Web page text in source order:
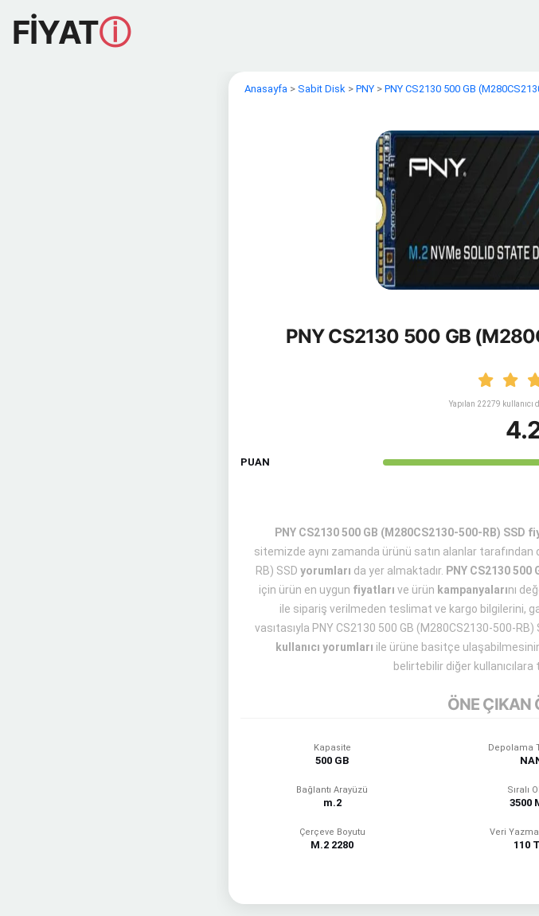
FİYATⓘ
Anasayfa > Sabit Disk > PNY > PNY CS2130 500 GB
PNY CS2130 500 GB
Yapılan 22279
PUAN
PNY CS2130 500 GB (M280CS2130-500-RB) SSD
sitemizde aynı zamanda ürünü satın alanlar
RB) SSD yorumları da yer almaktadır. PNY CS2130 500
için ürün en uygun fiyatları ve ürün kampanyalarını
ile sipariş verilmeden teslimat ve kargo bilgilerini,
vasıtasıyla PNY CS2130 500 GB (M280CS2130-500-
kullanıcı yorumları ile ürüne basitçe
belirtebilir diğer
ÖNE ÇIKAN
Kapasite
500 GB
Depolama
Bağlantı Arayüzü
m.2
Sıralı
3500
Çerçeve Boyutu
M.2 2280
Veri
110